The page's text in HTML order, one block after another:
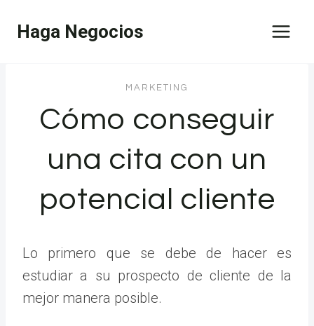
Haga Negocios
MARKETING
Cómo conseguir
una cita con un
potencial cliente
Lo primero que se debe de hacer es
estudiar a su prospecto de cliente de la
mejor manera posible.